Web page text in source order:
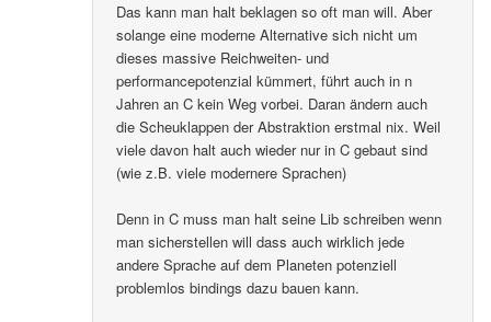
Das kann man halt beklagen so oft man will. Aber
solange eine moderne Alternative sich nicht um
dieses massive Reichweiten- und
performancepotenzial kümmert, führt auch in n
Jahren an C kein Weg vorbei. Daran ändern auch
die Scheuklappen der Abstraktion erstmal nix. Weil
viele davon halt auch wieder nur in C gebaut sind
(wie z.B. viele modernere Sprachen)
Denn in C muss man halt seine Lib schreiben wenn
man sicherstellen will dass auch wirklich jede
andere Sprache auf dem Planeten potenziell
problemlos bindings dazu bauen kann.